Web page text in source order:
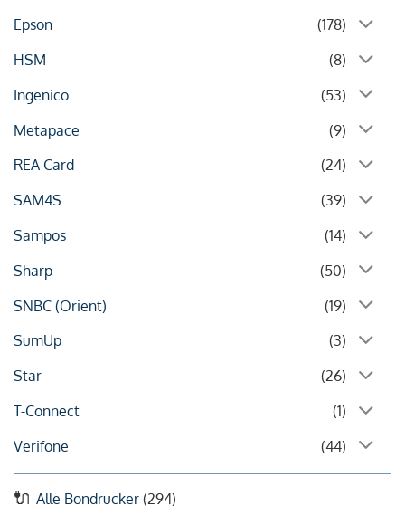
Epson
(178)
HSM
(8)
Ingenico
(53)
Metapace
(9)
REA Card
(24)
SAM4S
(39)
Sampos
(14)
Sharp
(50)
SNBC (Orient)
(19)
SumUp
(3)
Star
(26)
T-Connect
(1)
Verifone
(44)
Alle Bondrucker (294)